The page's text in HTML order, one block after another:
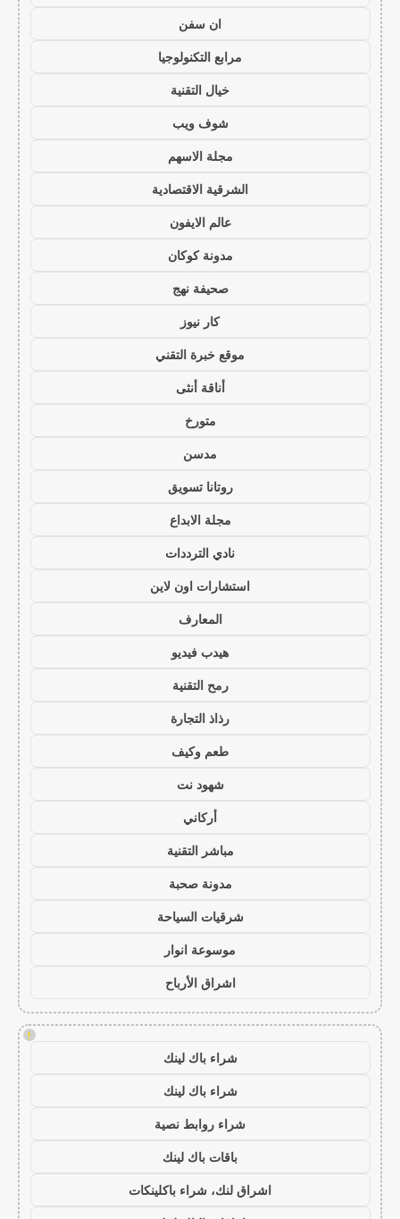
ان سفن
مرابع التكنولوجيا
خيال التقنية
شوف ويب
مجلة الاسهم
الشرقية الاقتصادية
عالم الايفون
مدونة كوكان
صحيفة نهج
كار نيوز
موقع خبرة التقني
أناقة أنثى
متورخ
مدسن
روتانا تسويق
مجلة الابداع
نادي الترددات
استشارات اون لاين
المعارف
هيدب فيديو
رمح التقنية
رذاذ التجارة
طعم وكيف
شهود نت
أركاني
مباشر التقنية
مدونة صحبة
شرقيات السياحة
موسوعة انوار
اشراق الأرباح
!
شراء باك لينك
شراء باك لينك
شراء روابط نصية
باقات باك لينك
اشراق لنك، شراء باكلينكات